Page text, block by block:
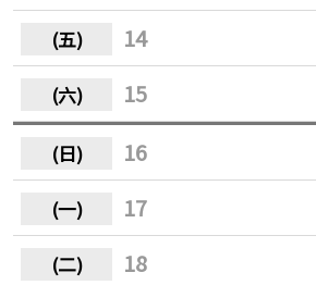
14
15
16
17
18